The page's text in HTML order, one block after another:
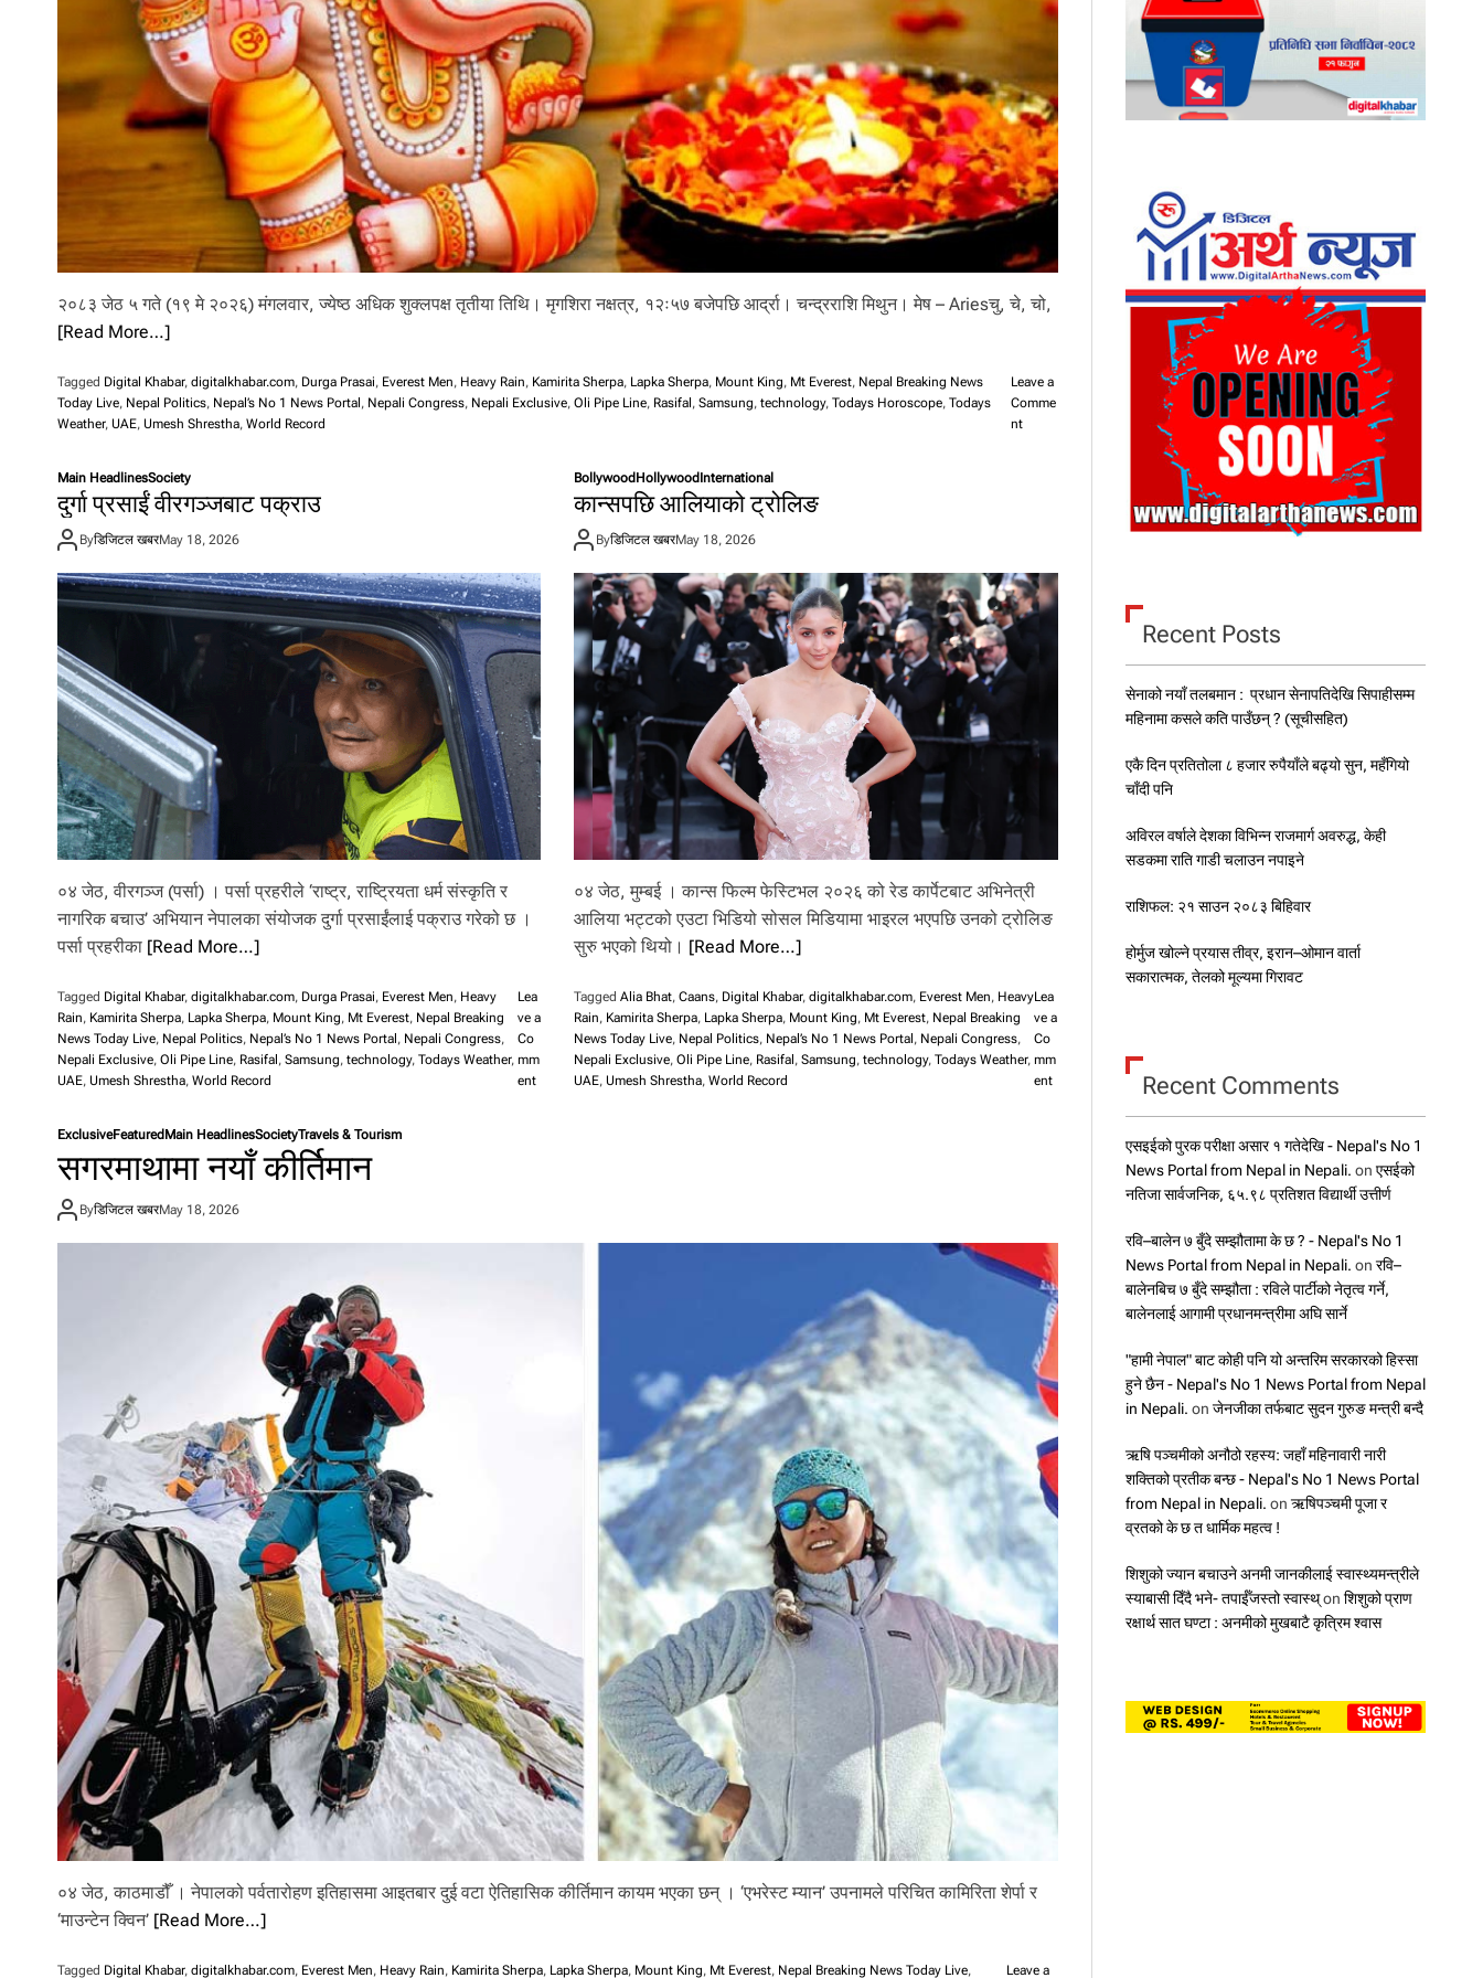
२०८३ जेठ ५ गते (१९ मे २०२६) मंगलवार, ज्येष्ठ अधिक शुक्लपक्ष तृतीया तिथि। मृगशिरा नक्षत्र, १२ः५७ बजेपछि आर्द्रा। चन्द्रराशि मिथुन। मेष – Ariesचु, चे, चो,
[Read More…]
Tagged Digital Khabar, digitalkhabar.com, Durga Prasai, Everest Men, Heavy Rain, Kamirita Sherpa, Lapka Sherpa, Mount King, Mt Everest, Nepal Breaking News
Today Live, Nepal Politics, Nepal’s No 1 News Portal , Nepali Congress, Nepali Exclusive, Oli Pipe Line, Rasifal , Samsung, technology, Todays Horoscope, Todays
Weather, UAE, Umesh Shrestha, World Record
Leave a
Comme
nto
जे
ठ
२
३
ल
फ
ल
Main HeadlinesSociety
दुर्गा प्रसाईं वीरगञ्जबाट पक्राउ
Byडिजिटल खबरMay 18, 2026
०४ जेठ, वीरगञ्ज (पर्सा) । पर्सा प्रहरीले ‘राष्ट्र, राष्ट्रियता धर्म संस्कृति र
नागरिक बचाउ’ अभियान नेपालका संयोजक दुर्गा प्रसाईंलाई पक्राउ गरेको छ ।
पर्सा प्रहरीका [Read More…]
Tagged Digital Khabar, digitalkhabar.com, Durga Prasai, Everest Men, Heavy
Rain, Kamirita Sherpa, Lapka Sherpa, Mount King, Mt Everest, Nepal Breaking
News Today Live, Nepal Politics, Nepal’s No 1 News Portal , Nepali Congress,
Nepali Exclusive, Oli Pipe Line, Rasifal , Samsung, technology, Todays Weather,
UAE, Umesh Shrestha, World Record
Lea
ve a
Co
mm
ento
र
Bollywood Hollywood International
कान्सपछि आलियाको ट्रोलिङ
Byडिजिटल खबरMay 18, 2026
०४ जेठ, मुम्बई । कान्स फिल्म फेस्टिभल २०२६ को रेड कार्पेटबाट अभिनेत्री
आलिया भट्टको एउटा भिडियो सोसल मिडियामा भाइरल भएपछि उनको ट्रोलिङ
सुरु भएको थियो। [Read More…]
TaggedAlia Bhat,Caans, Digital Khabar,digitalkhabar.com, Everest Men, Heavy
Rain, Kamirita Sherpa, Lapka Sherpa, Mount King, Mt Everest, Nepal Breaking
News Today Live, Nepal Politics, Nepal’s No 1 News Portal , Nepali Congress,
Nepali Exclusive,Oli Pipe Line, Rasifal ,Samsung,technology,Todays Weather,
UAE, Umesh Shrestha,World Record
Lea
ve a
Co
mm
ento
या
को
ट्रो
लि
ङ
ExclusiveFeatured Main HeadlinesSocietyTravels & Tourism
सगरमाथामा नयाँ कीर्तिमान
Byडिजिटल खबरMay 18, 2026
०४ जेठ, काठमाडौँ । नेपालको पर्वतारोहण इतिहासमा आइतबार दुई वटा ऐतिहासिक कीर्तिमान कायम भएका छन् । ‘एभरेस्ट म्यान’ उपनामले परिचित कामिरिता शेर्पा र
‘माउन्टेन क्विन’ [Read More…]
Tagged Digital Khabar, digitalkhabar.com, Everest Men, Heavy Rain, Kamirita Sherpa, Lapka Sherpa, Mount King, Mt Everest, Nepal Breaking News Today Live,
Leave a
Recent Posts
सेनाको नयाँ तलबमान : प्रधान सेनापतिदेखि सिपाहीसम्म
महिनामा कसले कति पाउँछन् ? (सूचीसहित)
एकै दिन प्रतितोला ८ हजार रुपैयाँले बढ्यो सुन, महँगियो
चाँदी पनि
अविरल वर्षाले देशका विभिन्न राजमार्ग अवरुद्ध, केही
सडकमा राति गाडी चलाउन नपाइने
राशिफल: २१ साउन २०८३ बिहिवार
होर्मुज खोल्ने प्रयास तीव्र, इरान–ओमान वार्ता
सकारात्मक, तेलको मूल्यमा गिरावट
Recent Comments
एसइईको पुरक परीक्षा असार १ गतेदेखि - Nepal's No 1
News Portal from Nepal in Nepali. on एसईको
नतिजा सार्वजनिक, ६५.९८ प्रतिशत विद्यार्थी उत्तीर्ण
रवि–बालेन ७ बुँदे सम्झौतामा के छ ? - Nepal's No 1
News Portal from Nepal in Nepali. on रवि–
बालेनबिच ७ बुँदे सम्झौता : रविले पार्टीको नेतृत्व गर्ने,
बालेनलाई आगामी प्रधानमन्त्रीमा अघि सार्ने
"हामी नेपाल" बाट कोही पनि यो अन्तरिम सरकारको हिस्सा
हुने छैन - Nepal's No 1 News Portal from Nepal
in Nepali. on जेनजीका तर्फबाट सुदन गुरुङ मन्त्री बन्दै
ऋषि पञ्चमीको अनौठो रहस्य: जहाँ महिनावारी नारी
शक्तिको प्रतीक बन्छ - Nepal's No 1 News Portal
from Nepal in Nepali. on ऋषिपञ्चमी पूजा र
व्रतको के छ त धार्मिक महत्व !
शिशुको ज्यान बचाउने अनमी जानकीलाई स्वास्थ्यमन्त्रीले
स्याबासी दिँदै भने- तपाईँजस्तो स्वास्थ्on शिशुको प्राण
रक्षार्थ सात घण्टा : अनमीको मुखबाटै कृत्रिम श्वास